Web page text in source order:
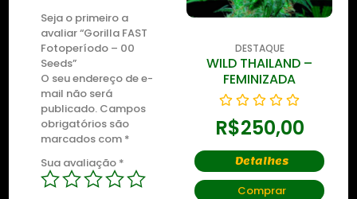
Seja o primeiro a
avaliar “Gorilla FAST
Fotoperíodo – 00
Seeds”
O seu endereço de e-
mail não será
publicado. Campos
obrigatórios são
marcados com *
Sua avaliação *
DESTAQUE
WILD THAILAND
RYDER
R$250,00
Detalhes
Comprar
DESTAQUE
WILD THAILAND –
FEMINIZADA
R$250,00
Detalhes
Comprar